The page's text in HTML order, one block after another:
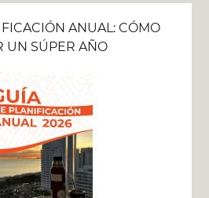
ANUAL: CÓMO
UN SÚPER AÑO